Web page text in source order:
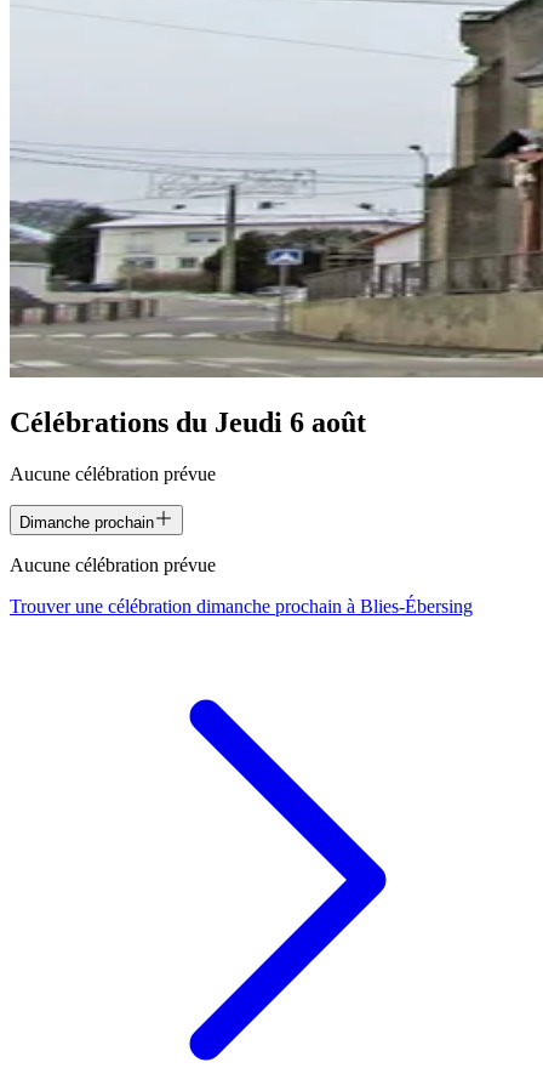
Célébrations du Jeudi 6 août
Aucune célébration prévue
Dimanche prochain
Aucune célébration prévue
Trouver une célébration dimanche prochain à Blies-Ébersing